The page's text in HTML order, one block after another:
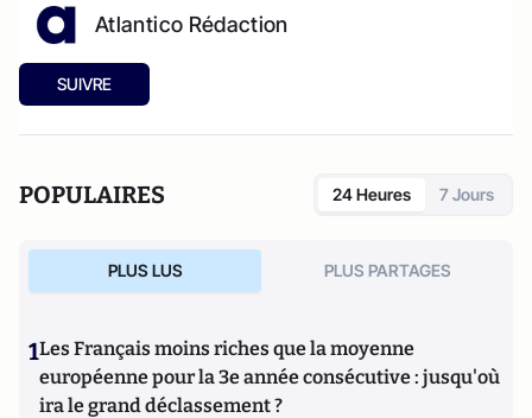
Atlantico Rédaction
SUIVRE
POPULAIRES 24 Heures 7 Jours
PLUS LUS PLUS PARTAGES
1Les Français moins riches que la moyenne
européenne pour la 3e année consécutive : jusqu'où
ira le grand déclassement ?